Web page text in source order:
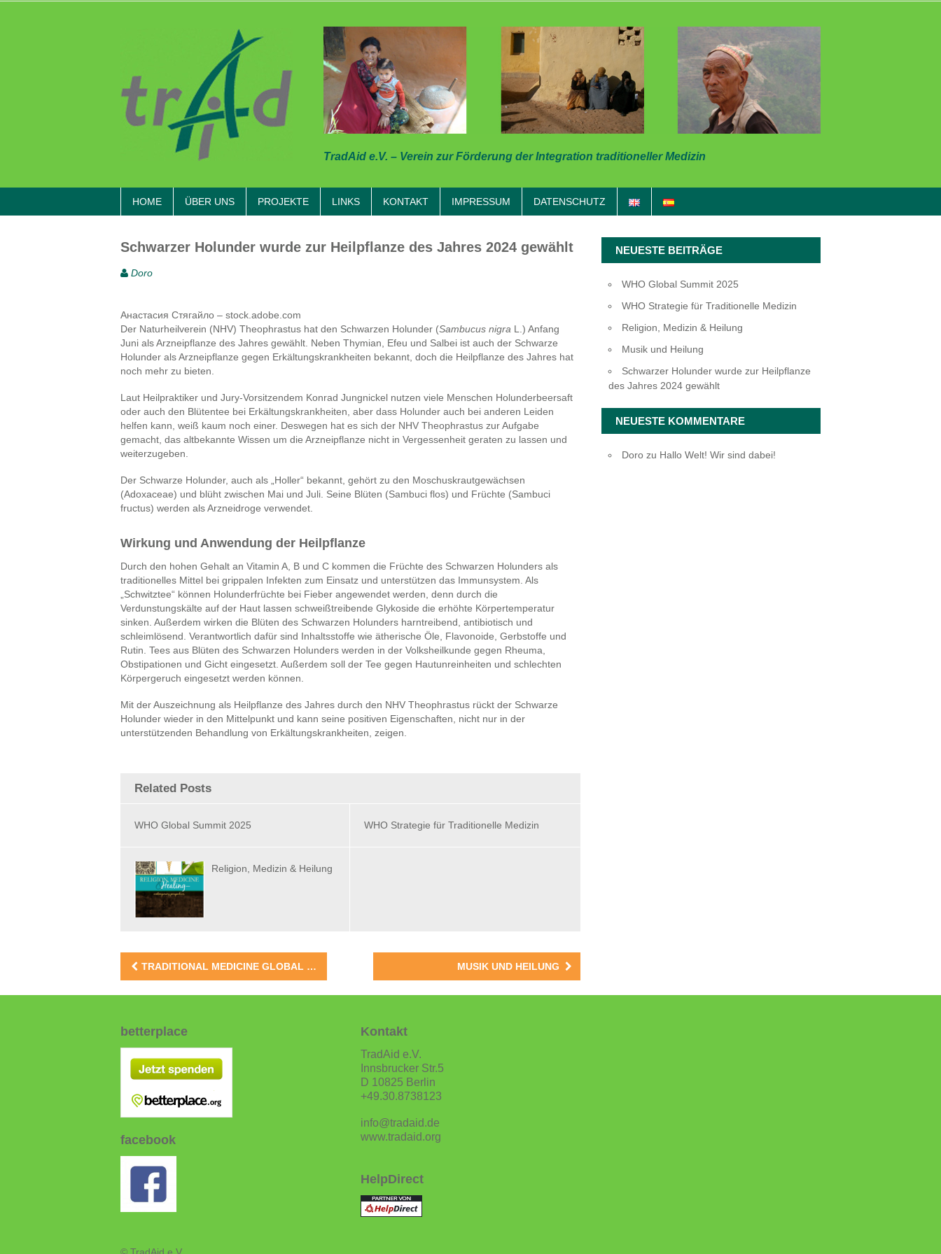
TradAid e.V. – Verein zur Förderung der Integration traditioneller Medizin
HOME ÜBER UNS PROJEKTE LINKS KONTAKT IMPRESSUM DATENSCHUTZ
Schwarzer Holunder wurde zur Heilpflanze des Jahres 2024 gewählt
Doro
Анастасия Стягайло – stock.adobe.com
Der Natur­heil­verein (NHV) Theophrastus hat den Schwarzen Holunder (Sambucus nigra L.) Anfang
Juni als Arznei­pflanze des Jahres gewählt. Neben Thymian, Efeu und Salbei ist auch der Schwarze
Holunder als Arznei­pflanze gegen Erkältungs­krank­heiten bekannt, doch die Heil­pflanze des Jahres hat
noch mehr zu bieten.
Laut Heilpraktiker und Jury-Vorsitzendem Konrad Jungnickel nutzen viele Menschen Holunder­beer­saft
oder auch den Blüten­tee bei Erkältungs­krank­heiten, aber dass Holunder auch bei anderen Leiden
helfen kann, weiß kaum noch einer. Deswegen hat es sich der NHV Theophrastus zur Aufgabe
gemacht, das alt­bekannte Wissen um die Arznei­pflanze nicht in Vergessen­heit geraten zu lassen und
weiter­zu­geben.
Der Schwarze Holunder, auch als „Holler“ bekannt, gehört zu den Moschuskrautgewächsen
(Adoxaceae) und blüht zwischen Mai und Juli. Seine Blüten (Sambuci flos) und Früchte (Sambuci
fructus) werden als Arzneidroge verwendet.
Wirkung und Anwendung der Heilpflanze
Durch den hohen Gehalt an Vitamin A, B und C kommen die Früchte des Schwarzen Holunders als
traditionelles Mittel bei grippalen Infekten zum Einsatz und unterstützen das Immunsystem. Als
„Schwitztee“ können Holunderfrüchte bei Fieber angewendet werden, denn durch die
Verdunstungskälte auf der Haut lassen schweißtreibende Glykoside die erhöhte Körpertemperatur
sinken. Außerdem wirken die Blüten des Schwarzen Holunders harntreibend, antibiotisch und
schleimlösend. Verantwortlich dafür sind Inhaltsstoffe wie ätherische Öle, Flavonoide, Gerbstoffe und
Rutin. Tees aus Blüten des Schwarzen Holunders werden in der Volksheilkunde gegen Rheuma,
Obstipationen und Gicht eingesetzt. Außerdem soll der Tee gegen Hautunreinheiten und schlechten
Körpergeruch eingesetzt werden können.
Mit der Auszeichnung als Heilpflanze des Jahres durch den NHV Theophrastus rückt der Schwarze
Holunder wieder in den Mittelpunkt und kann seine positiven Eigenschaften, nicht nur in der
unterstützenden Behandlung von Erkältungskrankheiten, zeigen.
Related Posts
WHO Global Summit 2025 WHO Strategie für Traditionelle Medizin
Religion, Medizin & Heilung
Beitragsnavigation
TRADITIONAL MEDICINE GLOBAL SUMMIT 2023 MUSIK UND HEILUNG
NEUESTE BEITRÄGE
WHO Global Summit 2025
WHO Strategie für Traditionelle Medizin
Religion, Medizin & Heilung
Musik und Heilung
Schwarzer Holunder wurde zur Heilpflanze
des Jahres 2024 gewählt
NEUESTE KOMMENTARE
Dorozu Hallo Welt! Wir sind dabei!
betterplace
facebook
Kontakt
TradAid e.V.
Innsbrucker Str.5
D 10825 Berlin
+49.30.8738123
info@tradaid.de
www.tradaid.org
HelpDirect